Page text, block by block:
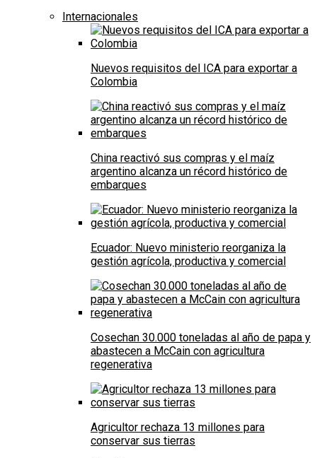
Internacionales
Nuevos requisitos del ICA para exportar a
Colombia
China reactivó sus compras y el maíz
argentino alcanza un récord histórico de
embarques
Ecuador: Nuevo ministerio reorganiza la
gestión agrícola, productiva y comercial
Cosechan 30.000 toneladas al año de papa y
abastecen a McCain con agricultura
regenerativa
Agricultor rechaza 13 millones para
conservar sus tierras